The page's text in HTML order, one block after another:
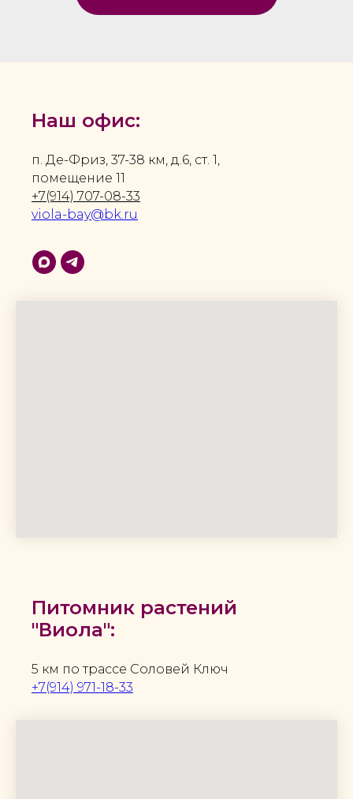
Наш офис:
п. Де-Фриз, 37-38 км, д.6, ст. 1,
помещение 11
+7(914) 707-08-33
viola-bay@bk.ru
Питомник растений
"Виола":
5 км по трассе Соловей Ключ
+7(914) 971-18-33